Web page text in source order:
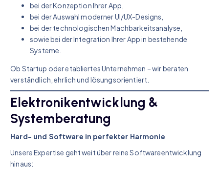
bei der Konzeption Ihrer App,
bei der Auswahl moderner UI/UX-Designs,
bei der technologischen Machbarkeitsanalyse,
sowie bei der Integration Ihrer App in bestehende
Systeme.
Ob Startup oder etabliertes Unternehmen – wir beraten
verständlich, ehrlich und lösungsorientiert.
Elektronikentwicklung &
Systemberatung
Hard- und Software in perfekter Harmonie
Unsere Expertise geht weit über reine Softwareentwicklung
hinaus: